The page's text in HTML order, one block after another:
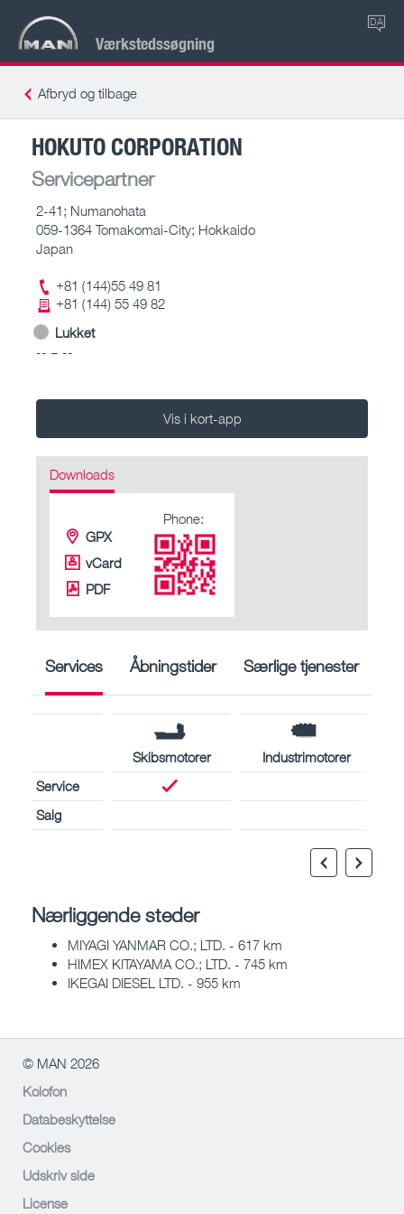
Værkstedssøgning
DA
Afbryd og tilbage
HOKUTO CORPORATION
Servicepartner
2-41; Numanohata
059-1364 Tomakomai-City; Hokkaido
Japan
+81 (144)55 49 81
+81 (144) 55 49 82
Lukket
-- – --
Vis i kort-app
Downloads
GPX
vCard
PDF
Phone:
Services Åbningstider Særlige tjenester
Skibsmotorer
Industrimotorer
Service
Salg
Nærliggende steder
MIYAGI YANMAR CO.; LTD. - 617 km
HIMEX KITAYAMA CO.; LTD. - 745 km
IKEGAI DIESEL LTD. - 955 km
© MAN 2026
Kolofon
Databeskyttelse
Cookies
Udskriv side
License